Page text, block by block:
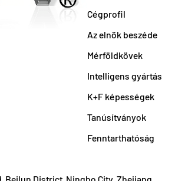
Cégprofil
Az elnök beszéde
Mérföldkövek
Intelligens gyártás
K+F képességek
Tanúsítványok
Fenntarthatóság